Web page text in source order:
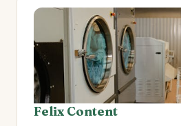
Felix Content